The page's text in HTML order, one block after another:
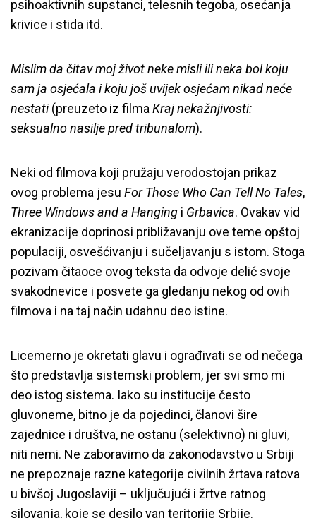
psihoaktivnih supstanci, telesnih tegoba, osećanja
krivice i stida itd.
Mislim da čitav moj život neke misli ili neka bol koju
sam ja osjećala i koju još uvijek osjećam nikad neće
nestati(preuzeto iz filma Kraj nekažnjivosti:
seksualno nasilje pred tribunalom).
Neki od filmova koji pružaju verodostojan prikaz
ovog problema jesu For Those Who Can Tell No Tales,
Three Windows and a Hanging i Grbavica. Ovakav vid
ekranizacije doprinosi približavanju ove teme opštoj
populaciji, osvešćivanju i sučeljavanju s istom. Stoga
pozivam čitaoce ovog teksta da odvoje delić svoje
svakodnevice i posvete ga gledanju nekog od ovih
filmova i na taj način udahnu deo istine.
Licemerno je okretati glavu i ograđivati se od nečega
što predstavlja sistemski problem, jer svi smo mi
deo istog sistema. Iako su institucije često
gluvoneme, bitno je da pojedinci, članovi šire
zajednice i društva, ne ostanu (selektivno) ni gluvi,
niti nemi. Ne zaboravimo da zakonodavstvo u Srbiji
ne prepoznaje razne kategorije civilnih žrtava ratova
u bivšoj Jugoslaviji – uključujući i žrtve ratnog
silovanja, koje se desilo van teritorije Srbije.